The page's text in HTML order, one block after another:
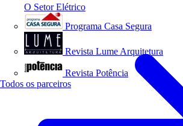
O Setor Elétrico
Programa Casa Segura
Revista Lume Arquitetura
Revista Potência
Todos os parceiros